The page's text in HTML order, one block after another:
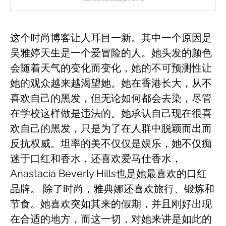
这个时尚博客让人耳目一新。其中一个原因是
吴雅婷天生是一个爱冒险的人。她头发的颜色
会随着天气的变化而变化，她的不可预测性让
她的观众越来越渴望她。她在香港长大，从不
喜欢自己的黑发，但无论如何都会去染，尽管
在学校这样做是违法的。她承认自己现在很喜
欢自己的黑发，只是为了在人群中脱颖而出而
反抗权威。坦率的美不仅仅是娱乐，她不仅痴
迷于口红和香水，还喜欢爱马仕香水，
Anastacia Beverly Hills也是她最喜欢的口红
品牌。 除了时尚，雅典娜还喜欢旅行、锻炼和
节食。她喜欢突如其来的假期，并且刚好出现
在合适的地方，而这一切，对她来讲是如此的